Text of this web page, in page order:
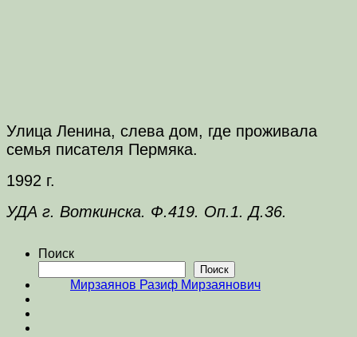
Улица Ленина, слева дом, где проживала
семья писателя Пермяка.
1992 г.
УДА г. Воткинска. Ф.419. Оп.1. Д.36.
Поиск
Поиск
Мирзаянов Разиф Мирзаянович